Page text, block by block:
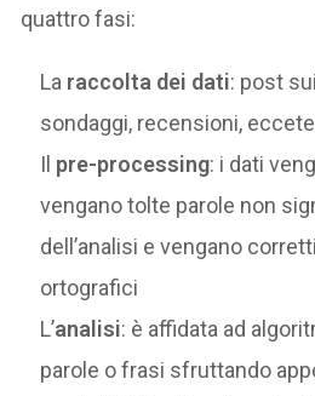
quattro fasi:
La raccolta dei dati: post
sondaggi, recensioni,
Il pre-processing: i dati
vengano tolte parole non
dell’analisi e vengano
ortografici
L’analisi: è affidata ad
parole o frasi sfruttando